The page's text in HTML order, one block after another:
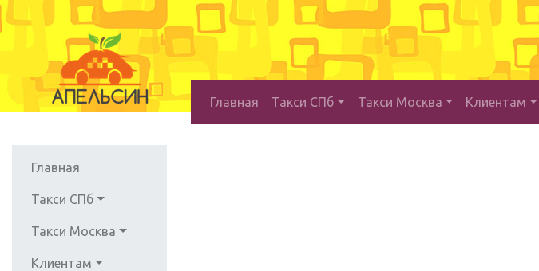
Главная Такси СПб Такси Москва Клиентам
Главная
Такси СПб
Такси Москва
Клиентам